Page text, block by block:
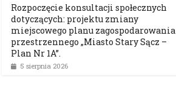
Rozpoczęcie konsultacji społecznych
dotyczących: projektu zmiany
miejscowego planu zagospodarowania
przestrzennego „Miasto Stary Sącz –
Plan Nr 1A”.
5 sierpnia 2026